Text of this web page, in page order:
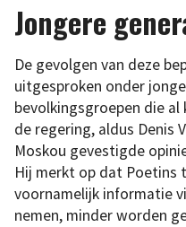
Jongere
De gevolgen van deze
uitgesproken onder
bevolkingsgroepen die
de regering, aldus Denis
Moskou gevestigde
Hij merkt op dat Poetins
voornamelijk informatie
nemen, minder worden